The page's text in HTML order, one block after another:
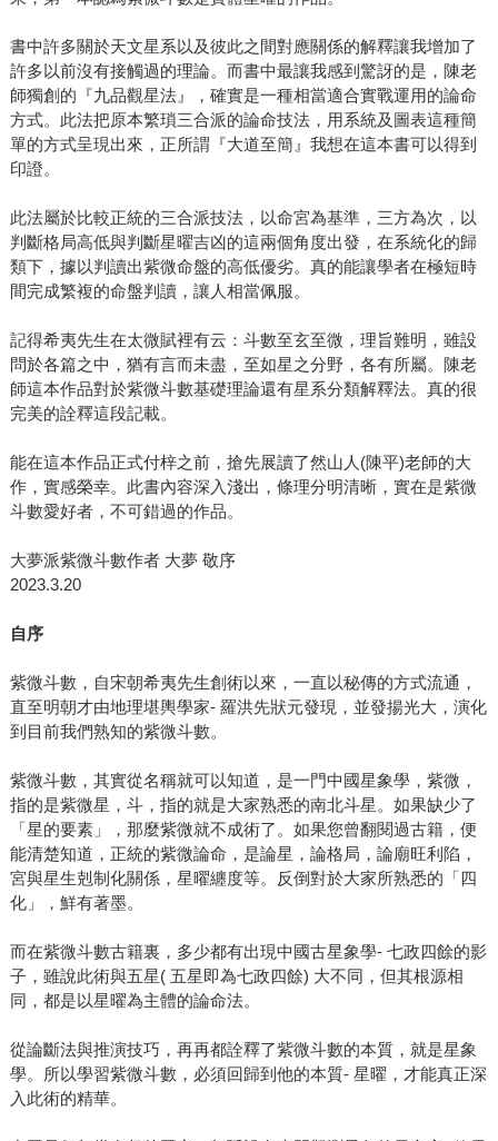
書中許多關於天文星系以及彼此之間對應關係的解釋讓我增加了
許多以前沒有接觸過的理論。而書中最讓我感到驚訝的是，陳老
師獨創的『九品觀星法』，確實是一種相當適合實戰運用的論命
方式。此法把原本繁瑣三合派的論命技法，用系統及圖表這種簡
單的方式呈現出來，正所謂『大道至簡』我想在這本書可以得到
印證。
此法屬於比較正統的三合派技法，以命宮為基準，三方為次，以
判斷格局高低與判斷星曜吉凶的這兩個角度出發，在系統化的歸
類下，據以判讀出紫微命盤的高低優劣。真的能讓學者在極短時
間完成繁複的命盤判讀，讓人相當佩服。
記得希夷先生在太微賦裡有云：斗數至玄至微，理旨難明，雖設
問於各篇之中，猶有言而未盡，至如星之分野，各有所屬。陳老
師這本作品對於紫微斗數基礎理論還有星系分類解釋法。真的很
完美的詮釋這段記載。
能在這本作品正式付梓之前，搶先展讀了然山人(陳平)老師的大
作，實感榮幸。此書內容深入淺出，條理分明清晰，實在是紫微
斗數愛好者，不可錯過的作品。
大夢派紫微斗數作者 大夢 敬序
2023.3.20
自序
紫微斗數，自宋朝希夷先生創術以來，一直以秘傳的方式流通，
直至明朝才由地理堪輿學家- 羅洪先狀元發現，並發揚光大，演化
到目前我們熟知的紫微斗數。
紫微斗數，其實從名稱就可以知道，是一門中國星象學，紫微，
指的是紫微星，斗，指的就是大家熟悉的南北斗星。如果缺少了
「星的要素」，那麼紫微就不成術了。如果您曾翻閱過古籍，便
能清楚知道，正統的紫微論命，是論星，論格局，論廟旺利陷，
宮與星生剋制化關係，星曜纏度等。反倒對於大家所熟悉的「四
化」，鮮有著墨。
而在紫微斗數古籍裏，多少都有出現中國古星象學- 七政四餘的影
子，雖說此術與五星( 五星即為七政四餘) 大不同，但其根源相
同，都是以星曜為主體的論命法。
從論斷法與推演技巧，再再都詮釋了紫微斗數的本質，就是星象
學。所以學習紫微斗數，必須回歸到他的本質- 星曜，才能真正深
入此術的精華。